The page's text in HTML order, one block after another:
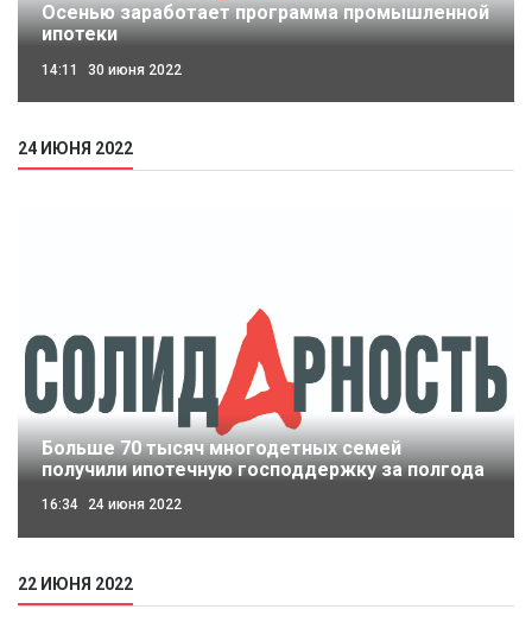
Осенью заработает программа промышленной
ипотеки
14:11 30 июня 2022
24 ИЮНЯ 2022
Больше 70 тысяч многодетных семей
получили ипотечную господдержку за полгода
16:34 24 июня 2022
22 ИЮНЯ 2022